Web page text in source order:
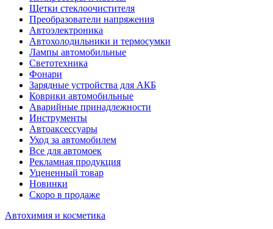
Щетки стеклоочистителя
Преобразователи напряжения
Автоэлектроника
Автохолодильники и термосумки
Лампы автомобильные
Светотехника
Фонари
Зарядные устройства для АКБ
Коврики автомобильные
Аварийные принадлежности
Инструменты
Автоаксессуары
Уход за автомобилем
Все для автомоек
Рекламная продукция
Уцененный товар
Новинки
Скоро в продаже
Автохимия и косметика